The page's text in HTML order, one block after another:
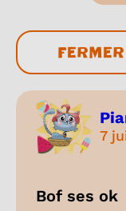
7
Bof ses ok